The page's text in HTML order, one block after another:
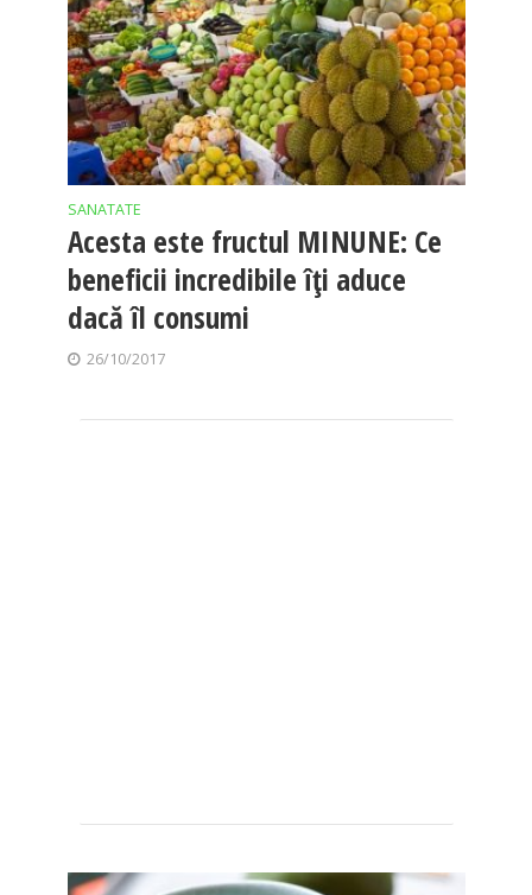
SANATATE
Acesta este fructul MINUNE: Ce
beneficii incredibile îţi aduce
dacă îl consumi
26/10/2017